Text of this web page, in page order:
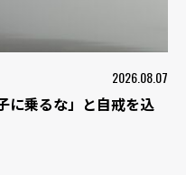
2026.08.07
に乗るな」と自戒を込